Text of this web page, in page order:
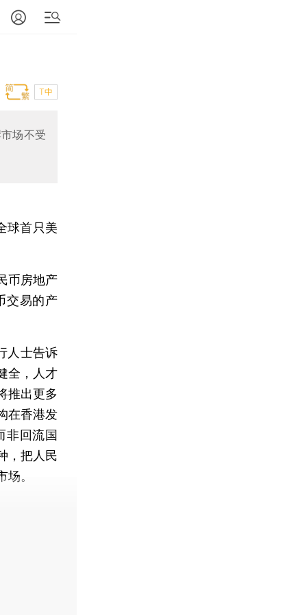
T中
场不受
球首只美
币房地产
交易的产
人士告诉
全，人才
推出更多
在香港发
非回流国
，把人民
。